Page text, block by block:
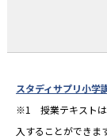
スタディサプリ小学
※1 授業テキストは
入することができま